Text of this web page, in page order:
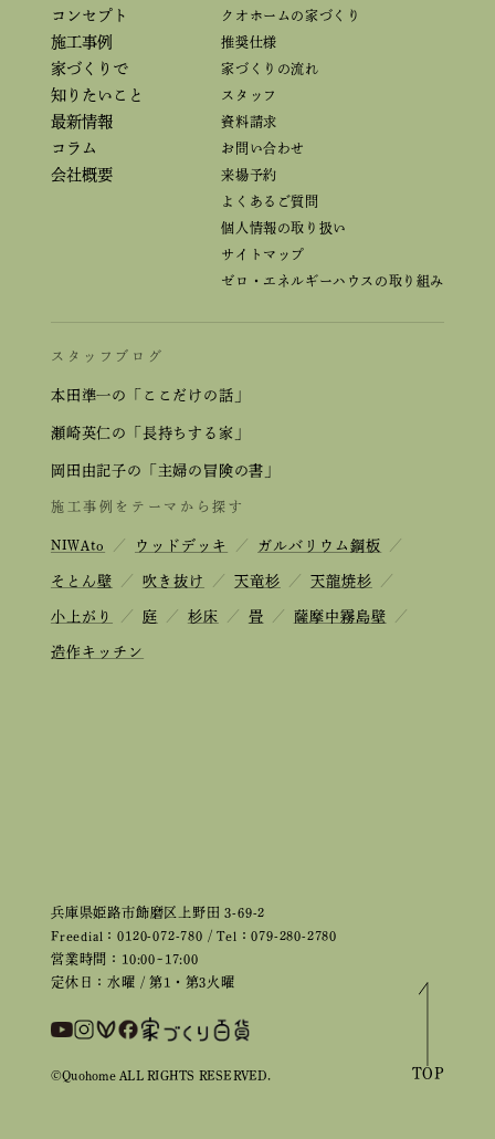
兵庫県姫路市飾磨区上野田 3-69-2
Freedial：0120-072-780 / Tel：079-280-2780
営業時間：10:00~17:00
定休日：水曜 / 第1・第3火曜
コンセプト
施工事例
家づくりで
知りたいこと
最新情報
コラム
会社概要
クオホームの家づくり
推奨仕様
家づくりの流れ
スタッフ
資料請求
お問い合わせ
来場予約
よくあるご質問
個人情報の取り扱い
サイトマップ
ゼロ・エネルギーハウスの取り組み
スタッフブログ
本田準一の「ここだけの話」
瀬崎英仁の「長持ちする家」
岡田由記子の「主婦の冒険の書」
施工事例をテーマから探す
NIWAto ／ ウッドデッキ ／ ガルバリウム鋼板 ／
そとん壁 ／ 吹き抜け ／ 天竜杉 ／ 天龍焼杉 ／
小上がり ／ 庭 ／ 杉床 ／ 畳 ／ 薩摩中霧島壁 ／
造作キッチン
©Quohome ALL RIGHTS RESERVED. TOP